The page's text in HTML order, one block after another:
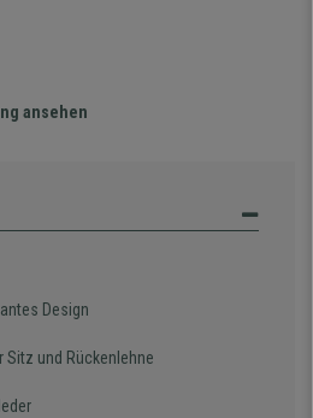
ansehen
Design
Sitz und Rückenlehne